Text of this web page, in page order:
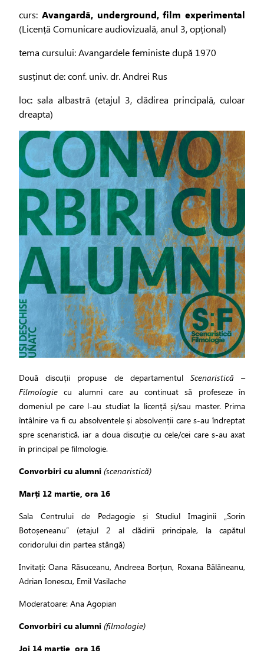
curs: Avangardă, underground, film experimental
(Licență Comunicare audiovizuală, anul 3, opțional)
tema cursului: Avangardele feministe după 1970
susținut de: conf. univ. dr. Andrei Rus
loc: sala albastră (etajul 3, clădirea principală, culoar
dreapta)
Două discuții propuse de departamentul Scenaristică –
Filmologie cu alumni care au continuat să profeseze în
domeniul pe care l-au studiat la licență și/sau master. Prima
întâlnire va fi cu absolventele și absolvenții care s-au îndreptat
spre scenaristică, iar a doua discuție cu cele/cei care s-au axat
în principal pe filmologie.
Convorbiri cu alumni (scenaristică)
Marți 12 martie, ora 16
Sala Centrului de Pedagogie și Studiul Imaginii „Sorin
Botoșeneanu” (etajul 2 al clădirii principale, la capătul
coridorului din partea stângă)
Invitați: Oana Răsuceanu, Andreea Borțun, Roxana Bălăneanu,
Adrian Ionescu, Emil Vasilache
Moderatoare: Ana Agopian
Convorbiri cu alumni (filmologie)
Joi 14 martie, ora 16